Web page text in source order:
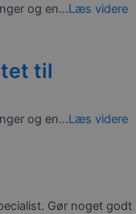
og en...Læs videre
til
og en...Læs videre
Gør noget godt